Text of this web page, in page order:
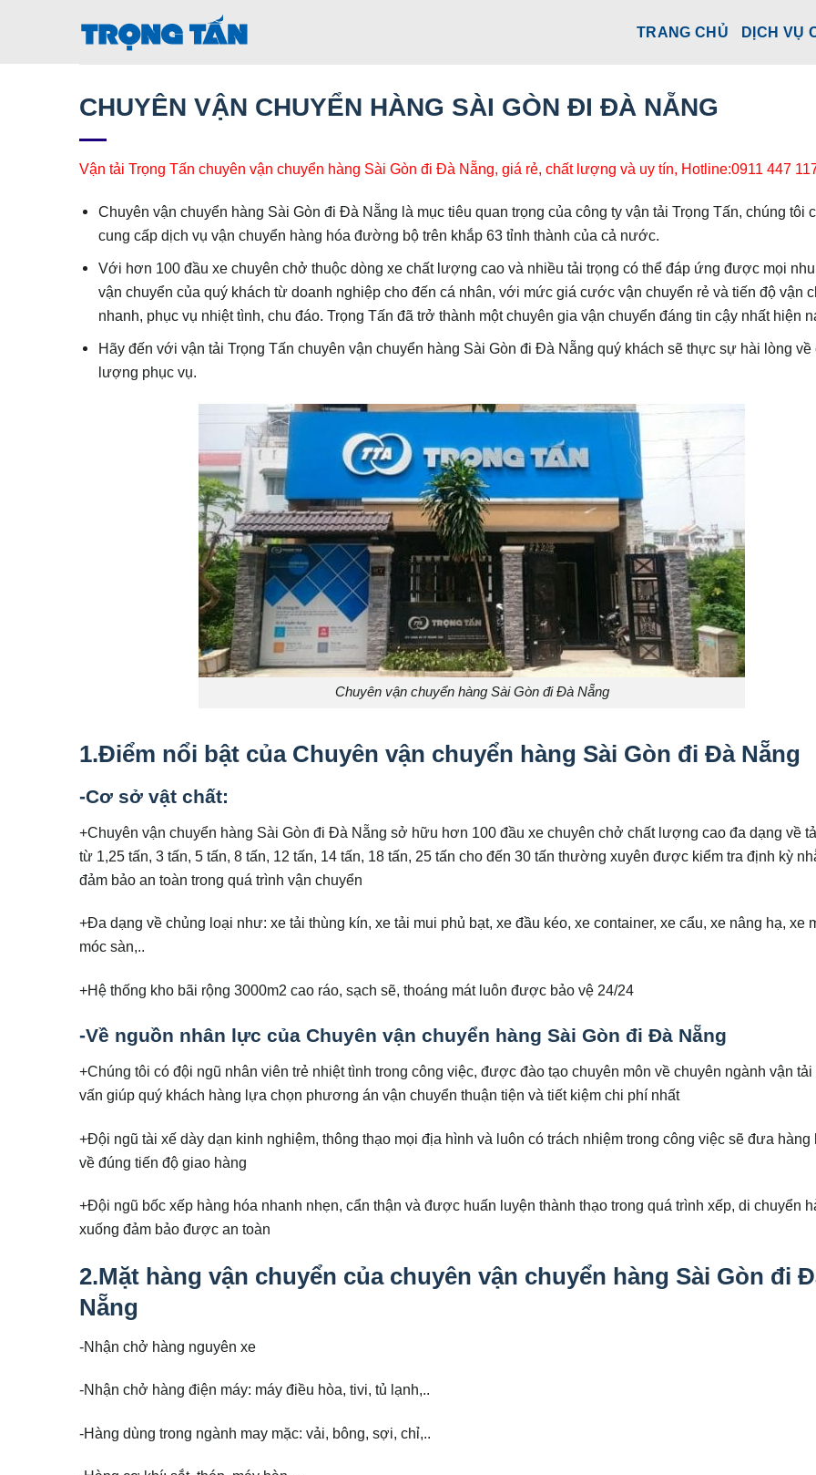
TRANG CHỦ DỊCH VỤ
CHUYÊN VẬN CHUYỂN HÀNG SÀI GÒN ĐI ĐÀ NẴNG
Vận tải Trọng Tấn chuyên vận chuyển hàng Sài Gòn đi Đà Nẵng, giá rẻ, chất lượng và uy tín, Hotline:0911 447
Chuyên vận chuyển hàng Sài Gòn đi Đà Nẵng là mục tiêu quan trọng của công ty vận tải Trọng Tấn, chúng tôi
cung cấp dịch vụ vận chuyển hàng hóa đường bộ trên khắp 63 tỉnh thành của cả nước.
Với hơn 100 đầu xe chuyên chở thuộc dòng xe chất lượng cao và nhiều tải trọng có thể đáp ứng được mọi
vận chuyển của quý khách từ doanh nghiệp cho đến cá nhân, với mức giá cước vận chuyển rẻ và tiến độ vận
nhanh, phục vụ nhiệt tình, chu đáo. Trọng Tấn đã trở thành một chuyên gia vận chuyển đáng tin cậy nhất hiện
Hãy đến với vận tải Trọng Tấn chuyên vận chuyển hàng Sài Gòn đi Đà Nẵng quý khách sẽ thực sự hài lòng về
lượng phục vụ.
Chuyên vận chuyển hàng Sài Gòn đi Đà Nẵng
1.Điểm nổi bật của Chuyên vận chuyển hàng Sài Gòn đi Đà Nẵng
-Cơ sở vật chất:
+Chuyên vận chuyển hàng Sài Gòn đi Đà Nẵng sở hữu hơn 100 đầu xe chuyên chở chất lượng cao đa dạng về
từ 1,25 tấn, 3 tấn, 5 tấn, 8 tấn, 12 tấn, 14 tấn, 18 tấn, 25 tấn cho đến 30 tấn thường xuyên được kiểm tra định kỳ
đảm bảo an toàn trong quá trình vận chuyển
+Đa dạng về chủng loại như: xe tải thùng kín, xe tải mui phủ bạt, xe đầu kéo, xe container, xe cẩu, xe nâng hạ, xe
móc sàn,..
+Hệ thống kho bãi rộng 3000m2 cao ráo, sạch sẽ, thoáng mát luôn được bảo vệ 24/24
-Về nguồn nhân lực của Chuyên vận chuyển hàng Sài Gòn đi Đà Nẵng
+Chúng tôi có đội ngũ nhân viên trẻ nhiệt tình trong công việc, được đào tạo chuyên môn về chuyên ngành vận
vấn giúp quý khách hàng lựa chọn phương án vận chuyển thuận tiện và tiết kiệm chi phí nhất
+Đội ngũ tài xế dày dạn kinh nghiệm, thông thạo mọi địa hình và luôn có trách nhiệm trong công việc sẽ đưa hàng
về đúng tiến độ giao hàng
+Đội ngũ bốc xếp hàng hóa nhanh nhẹn, cẩn thận và được huấn luyện thành thạo trong quá trình xếp, di chuyển
xuống đảm bảo được an toàn
2.Mặt hàng vận chuyển của chuyên vận chuyển hàng Sài Gòn đi
Nẵng
-Nhận chở hàng nguyên xe
-Nhận chở hàng điện máy: máy điều hòa, tivi, tủ lạnh,..
-Hàng dùng trong ngành may mặc: vải, bông, sợi, chỉ,..